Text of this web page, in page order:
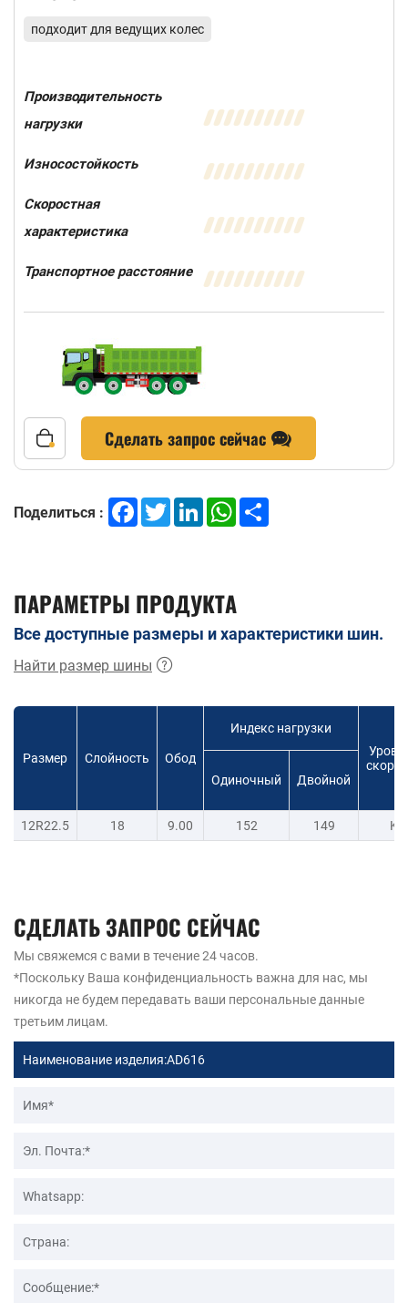
подходит для ведущих колес
Производительность
нагрузки
Износостойкость
Скоростная
характеристика
Транспортное расстояние
Сделать запрос сейчас
Поделиться : FacebookTwitterLinkedInWhatsApp
ПАРАМЕТРЫ ПРОДУКТА
Все доступные размеры и характеристики шин.
Найти размер шины
Размер Слойность Обод
Индекс нагрузки
Одиночный
Двойной
12R22.5 18 9.00 152 149 K
СДЕЛАТЬ ЗАПРОС СЕЙЧАС
Мы свяжемся с вами в течение 24 часов.
*Поскольку Ваша конфиденциальность важна для нас, мы
никогда не будем передавать ваши персональные данные
третьим лицам.